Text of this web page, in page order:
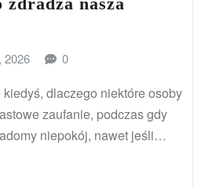
2026 0
dlaczego niektóre osoby
zaufanie, podczas gdy
niepokój, nawet jeśli…